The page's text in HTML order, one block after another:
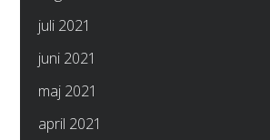
juli 2021
juni 2021
maj 2021
april 2021